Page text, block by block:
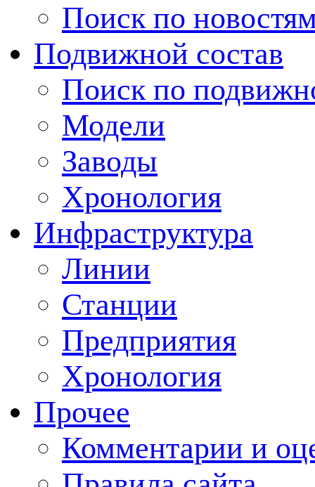
Поиск по
Подвижной состав
Поиск по
Модели
Заводы
Хронология
Инфраструктура
Линии
Станции
Предприятия
Хронология
Прочее
Комментарии и